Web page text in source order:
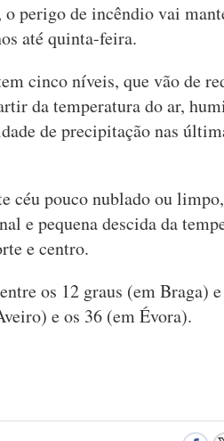
perigo de incêndio vai
até quinta-feira.
cinco níveis, que vão de
da temperatura do ar,
de precipitação nas
céu pouco nublado ou
e pequena descida da
e centro.
os 12 graus (em Braga)
e os 36 (em Évora).